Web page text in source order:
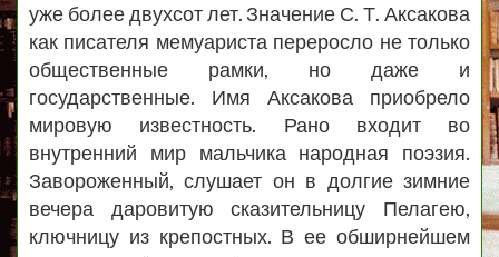
уже более двухсот лет. Значение С. Т. Аксакова
как писателя мемуариста переросло не только
общественные рамки, но даже и
государственные. Имя Аксакова приобрело
мировую известность. Рано входит во
внутренний мир мальчика народная поэзия.
Завороженный, слушает он в долгие зимние
вечера даровитую сказительницу Пелагею,
ключницу из крепостных. В ее обширнейшем